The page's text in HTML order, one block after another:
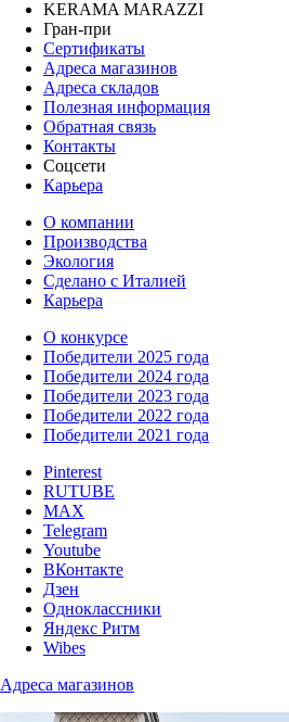
KERAMA MARAZZI
Гран-при
Сертификаты
Адреса магазинов
Адреса складов
Полезная информация
Обратная связь
Контакты
Соцсети
Карьера
О компании
Производства
Экология
Сделано с Италией
Карьера
О конкурсе
Победители 2025 года
Победители 2024 года
Победители 2023 года
Победители 2022 года
Победители 2021 года
Pinterest
RUTUBE
MAX
Telegram
Youtube
ВКонтакте
Дзен
Одноклассники
Яндекс Ритм
Wibes
Адреса магазинов